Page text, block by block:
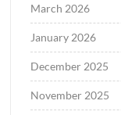
March 2026
January 2026
December 2025
November 2025